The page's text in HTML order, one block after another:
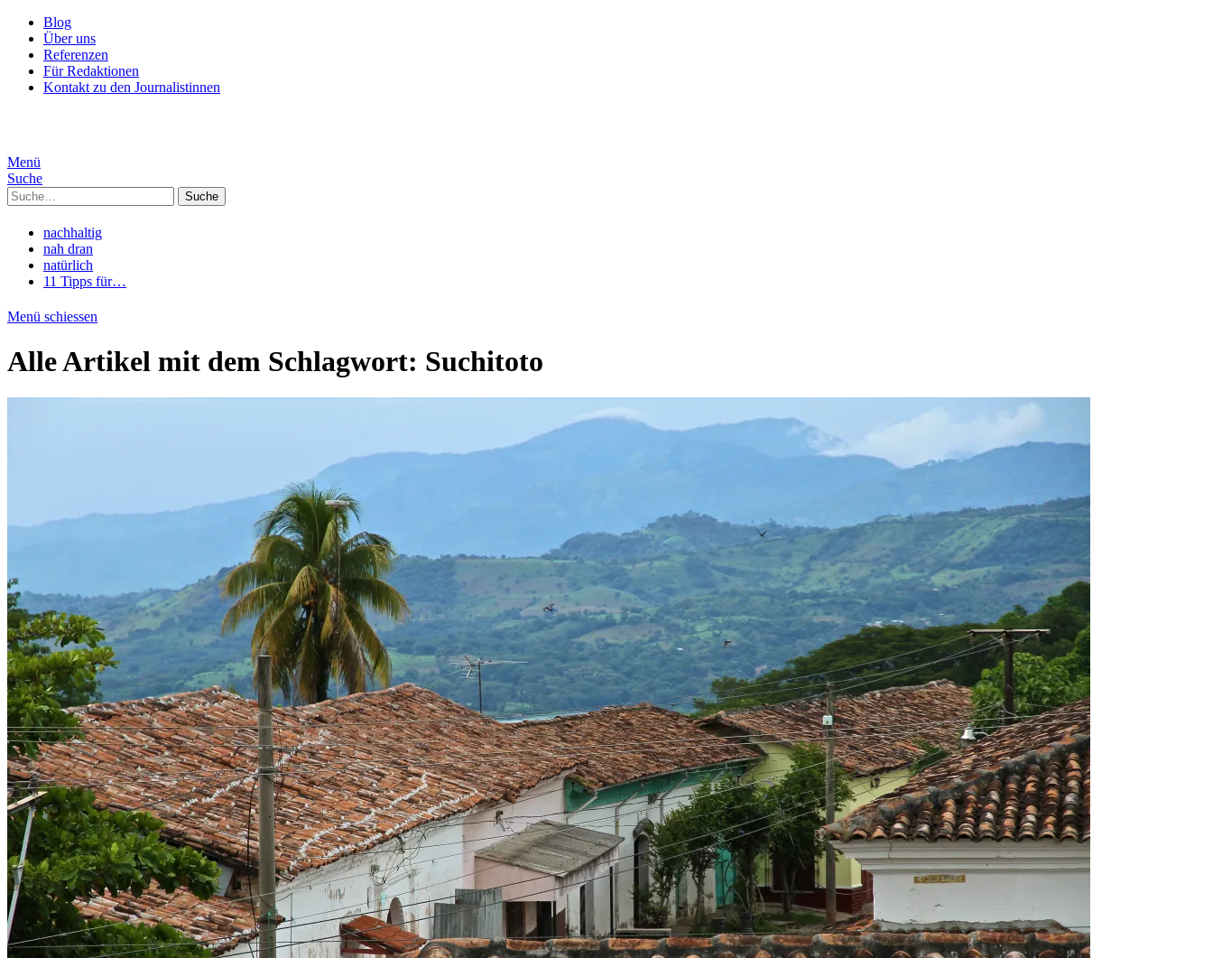
Blog
Über uns
Referenzen
Für Redaktionen
Kontakt zu den Journalistinnen
Menü
Suche
Suche
nachhaltig
nah dran
natürlich
11 Tipps für…
Menü schiessen
Alle Artikel mit dem Schlagwort: Suchitoto